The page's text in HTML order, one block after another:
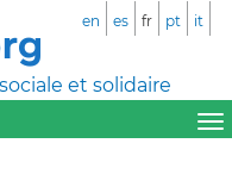
et solidaire
en es fr pt it